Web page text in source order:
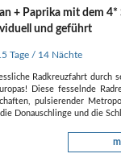
+ Paprika mit dem
und geführt
Tage / 14 Nächte
Radkreuzfahrt durch
Diese fesselnde
pulsierender
Donauschlinge und die